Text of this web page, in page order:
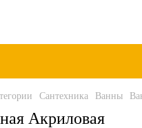
Сантехника Ванны
Акриловая